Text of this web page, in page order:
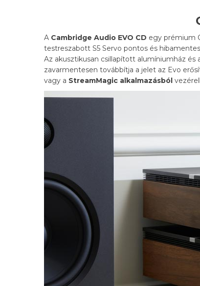
A Cambridge Audio EVO CD egy prémium
testreszabott S5 Servo pontos és
Az akusztikusan csillapított alumíniumház és
zavarmentesen továbbítja a jelet az Evo
vagy a StreamMagic alkalmazásból